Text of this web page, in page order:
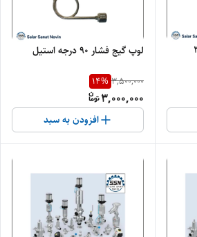
لوپ گیج فشار ۹۰ درجه استیل
3,500,000
14%
3,000,000
افزودن به سبد